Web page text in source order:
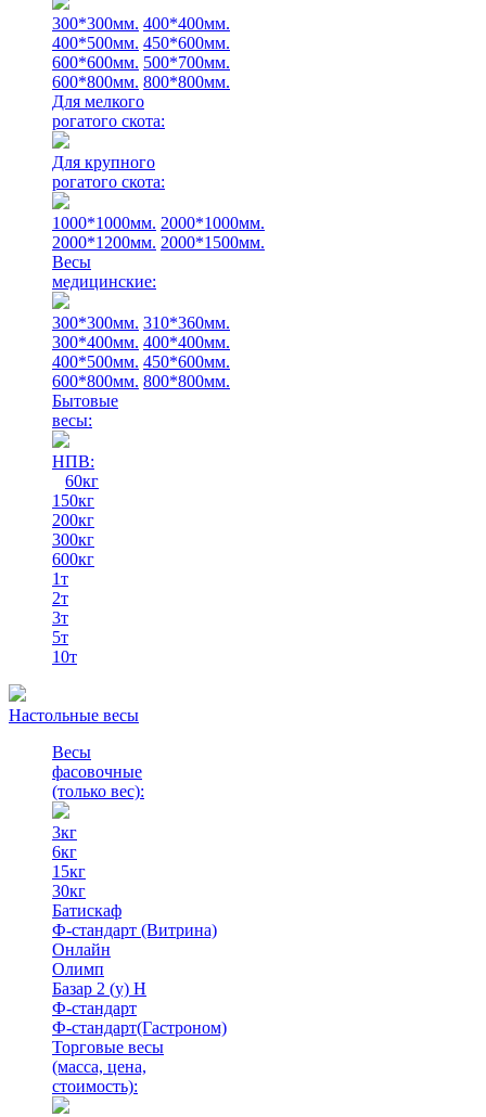
300*300мм. 400*400мм.
400*500мм. 450*600мм.
600*600мм. 500*700мм.
600*800мм. 800*800мм.
Для мелкого
рогатого скота:
Для крупного
рогатого скота:
1000*1000мм. 2000*1000мм.
2000*1200мм. 2000*1500мм.
Весы
медицинские:
300*300мм. 310*360мм.
300*400мм. 400*400мм.
400*500мм. 450*600мм.
600*800мм. 800*800мм.
Бытовые
весы:
НПВ:
60кг
150кг
200кг
300кг
600кг
1т
2т
3т
5т
10т
Настольные весы
Весы
фасовочные
(только вес):
3кг
6кг
15кг
30кг
Батискаф
Ф-стандарт (Витрина)
Онлайн
Олимп
Базар 2 (у) Н
Ф-стандарт
Ф-стандарт(Гастроном)
Торговые весы
(масса, цена,
стоимость):